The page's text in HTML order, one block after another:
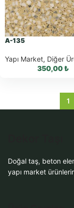
WhatsApp Teklif
Al
A-135
Yapı Market, Diğer
350,00₺
WhatsApp Teklif
Al
1
Doğal taş, beton
yapı market